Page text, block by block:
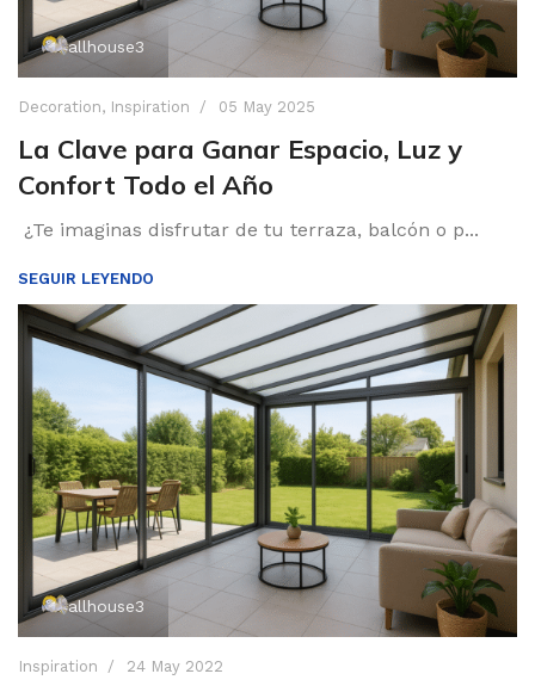
allhouse3
Decoration, Inspiration 05 May 2025
La Clave para Ganar Espacio, Luz y
Confort Todo el Año
¿Te imaginas disfrutar de tu terraza, balcón o p...
SEGUIR LEYENDO
allhouse3
Inspiration 24 May 2022